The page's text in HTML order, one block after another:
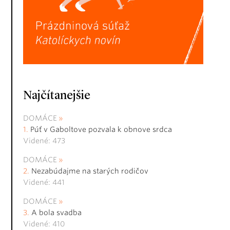
Najčítanejšie
DOMÁCE
Púť v Gaboltove pozvala k obnove srdca
Videné: 473
DOMÁCE
Nezabúdajme na starých rodičov
Videné: 441
DOMÁCE
A bola svadba
Videné: 410